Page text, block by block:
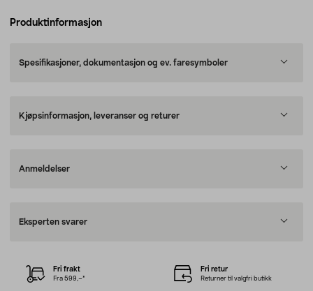
Produktinformasjon
Spesifikasjoner, dokumentasjon og ev. faresymboler
Kjøpsinformasjon, leveranser og returer
Anmeldelser
Eksperten svarer
Fri frakt
Fra 599,–*
Fri retur
Returner til valgfri butikk